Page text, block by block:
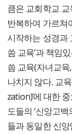
큼은 교회학교
반복하여 가르쳐
시작하는 성경과
씀 교육’과 책임
씀 교육(자녀교육
나치지 않다. 교
zation)’에 대한
도들의 ‘신앙고
들과 동일한 신앙